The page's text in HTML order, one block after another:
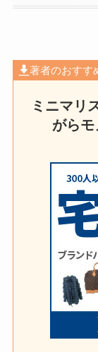
著者のおすす
ミニマリ
がらモ